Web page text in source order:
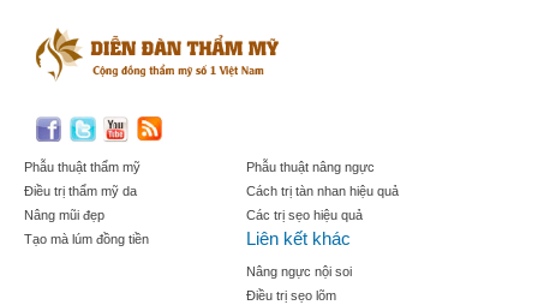
Phẫu thuật thẩm mỹ
Điều trị thẩm mỹ da
Nâng mũi đẹp
Tạo mà lúm đồng tiền
Phẫu thuật nâng ngực
Cách trị tàn nhan hiệu quả
Các trị sẹo hiệu quả
Liên kết khác
Nâng ngực nội soi
Điều trị sẹo lõm